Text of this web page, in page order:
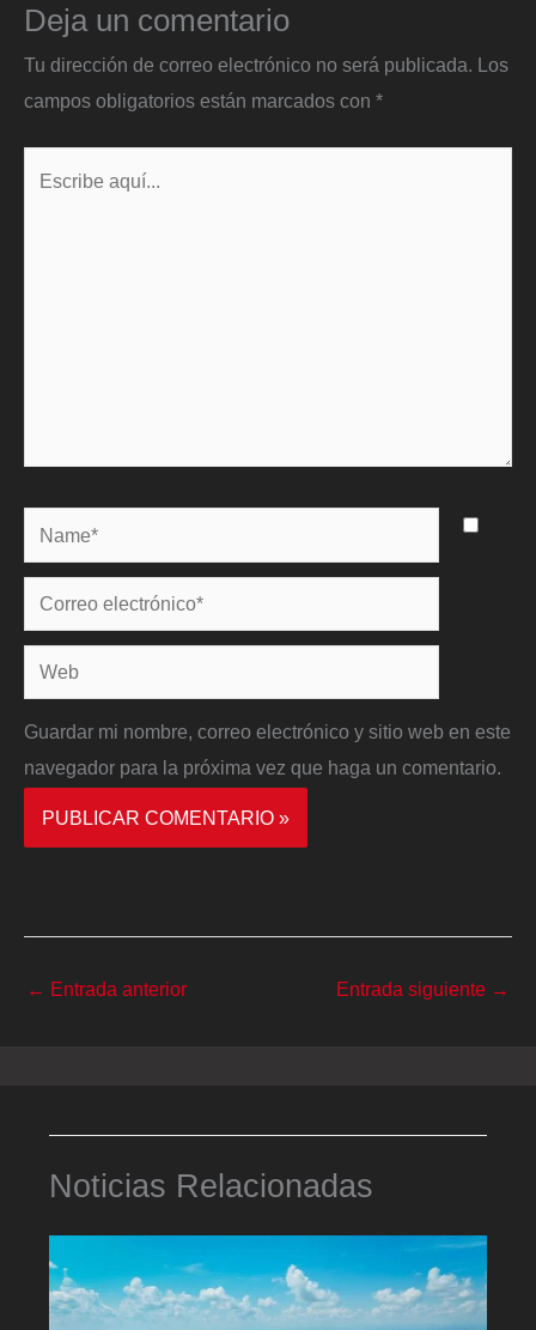
Deja un comentario
Tu dirección de correo electrónico no será publicada. Los
campos obligatorios están marcados con *
Name*
Correo
electrónico*
Web
Guardar mi nombre, correo electrónico y sitio web en este
navegador para la próxima vez que haga un comentario.
← Entrada anterior Entrada siguiente →
Noticias Relacionadas